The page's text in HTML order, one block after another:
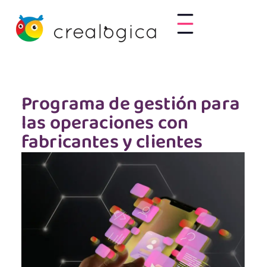
Programa de gestión para
las operaciones con
fabricantes y clientes